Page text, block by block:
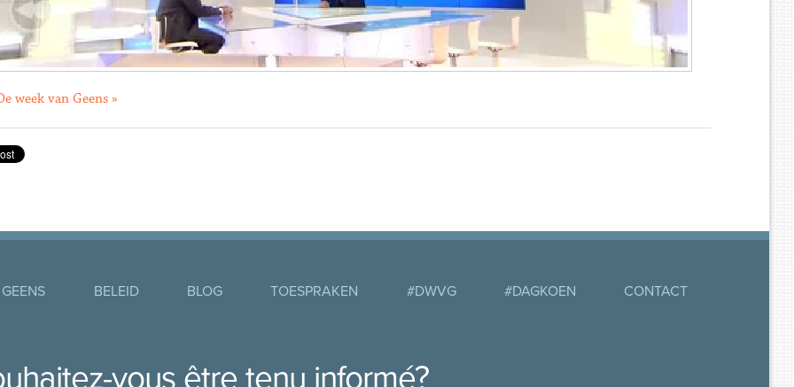
week van Geens »
BELEID BLOG TOESPRAKEN #DWVG #DAGKOEN CONTACT
vous être tenu informé?